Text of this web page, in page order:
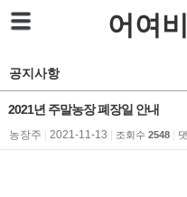
어여
공지사항
2021년 주말농장 폐장일 안내
농장주 2021-11-13 조회수 2548